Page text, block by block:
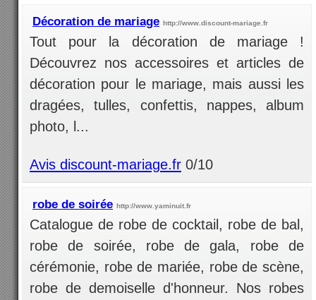
Décoration de mariage http://www.discount-mariage.fr
Tout pour la décoration de mariage !
Découvrez nos accessoires et articles de
décoration pour le mariage, mais aussi les
dragées, tulles, confettis, nappes, album
photo, l...
Avis discount-mariage.fr 0/10
robe de soirée http://www.yaminuit.fr
Catalogue de robe de cocktail, robe de bal,
robe de soirée, robe de gala, robe de
cérémonie, robe de mariée, robe de scène,
robe de demoiselle d'honneur. Nos robes